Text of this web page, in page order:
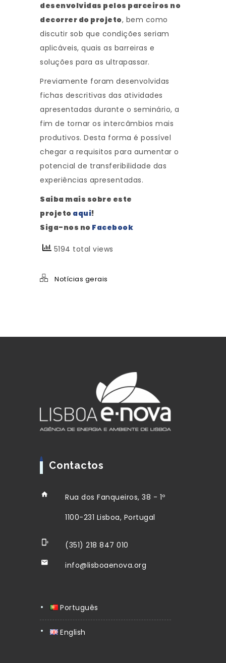
desenvolvidas pelos parceiros no
decorrer do projeto, bem como
discutir sob que condições seriam
aplicáveis, quais as barreiras e
soluções para as ultrapassar.
Previamente foram desenvolvidas
fichas descritivas das atividades
apresentadas durante o seminário, a
fim de tornar os intercâmbios mais
produtivos. Desta forma é possível
chegar a requisitos para aumentar o
potencial de transferibilidade das
experiências apresentadas.
Saiba mais sobre este
projeto aqui!
Siga-nos no Facebook
5194 total views
Notícias gerais
Contactos
Rua dos Fanqueiros, 38 - 1º
1100-231 Lisboa, Portugal
(351) 218 847 010
info@lisboaenova.org
Português
English